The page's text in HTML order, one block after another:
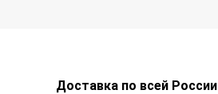
Доставка по всей России